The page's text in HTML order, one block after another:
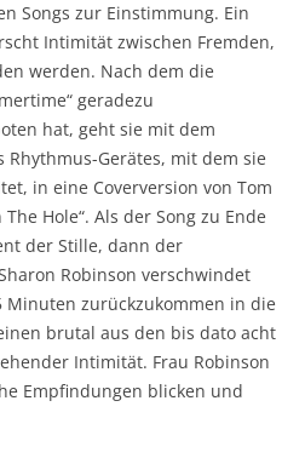
Songs zur Einstimmung. Ein
Intimität zwischen Fremden,
werden. Nach dem die
geradezu
hat, geht sie mit dem
Gerätes, mit dem sie
in eine Coverversion von Tom
Hole“. Als der Song zu Ende
der Stille, dann der
Robinson verschwindet
Minuten zurückzukommen in die
brutal aus den bis dato acht
Intimität. Frau Robinson
Empfindungen blicken und